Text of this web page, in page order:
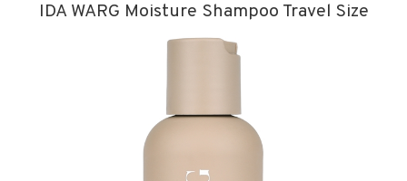
FitnessIDA WARG Moisture Shampoo Travel Size